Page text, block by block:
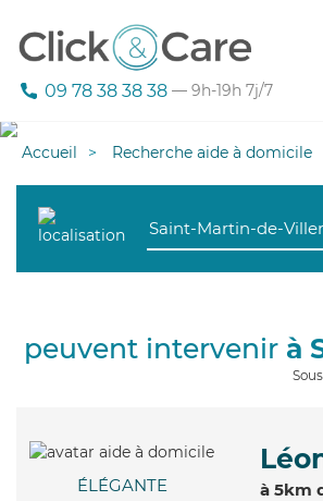
09 78 38 38 38 — 9h-19h 7j/7
Accueil Recherche aide à domicile
peuvent intervenir à
ÉLÉGANTE à 5km